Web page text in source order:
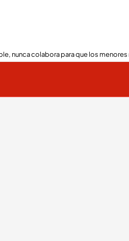
nunca colabora para que los